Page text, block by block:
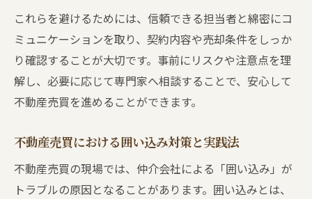
これらを避けるためには、信頼できる担当者と綿密にコ
ミュニケーションを取り、契約内容や売却条件をしっか
り確認することが大切です。事前にリスクや注意点を理
解し、必要に応じて専門家へ相談することで、安心して
不動産売買を進めることができます。
不動産売買における囲い込み対策と実践法
不動産売買の現場では、仲介会社による「囲い込み」が
トラブルの原因となることがあります。囲い込みとは、